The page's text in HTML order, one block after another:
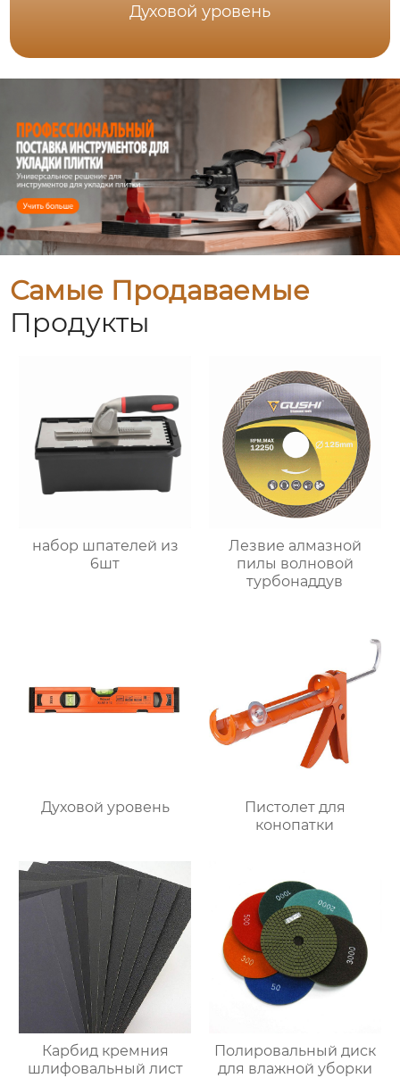
Духовой уровень
Самые Продаваемые
Продукты
набор шпателей из
6шт
Лезвие алмазной
пилы волновой
турбонаддув
Духовой уровень
Пистолет для
конопатки
Карбид кремния
шлифовальный лист
Полировальный диск
для влажной уборки